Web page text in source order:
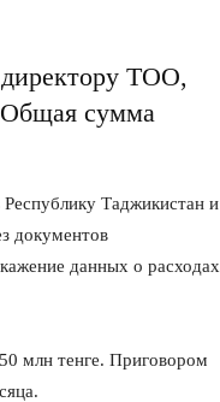
ТОО,
Общая сумма
Таджикистан и
документов
данных о расходах
млн тенге. Приговором